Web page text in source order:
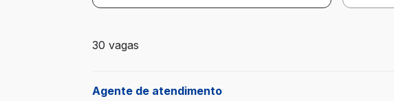
30 vagas encontradas para 0 filtros aplicados
30 vagas
Agente de atendimento